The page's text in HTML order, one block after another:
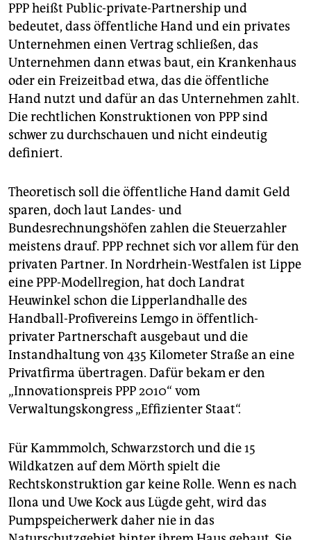
PPP heißt Public-private-Partnership und
bedeutet, dass öffentliche Hand und ein privates
Unternehmen einen Vertrag schließen, das
Unternehmen dann etwas baut, ein Krankenhaus
oder ein Freizeitbad etwa, das die öffentliche
Hand nutzt und dafür an das Unternehmen zahlt.
Die rechtlichen Konstruktionen von PPP sind
schwer zu durchschauen und nicht eindeutig
definiert.
Theoretisch soll die öffentliche Hand damit Geld
sparen, doch laut Landes- und
Bundesrechnungshöfen zahlen die Steuerzahler
meistens drauf. PPP rechnet sich vor allem für den
privaten Partner. In Nordrhein-Westfalen ist Lippe
eine PPP-Modellregion, hat doch Landrat
Heuwinkel schon die Lipperlandhalle des
Handball-Profivereins Lemgo in öffentlich-
privater Partnerschaft ausgebaut und die
Instandhaltung von 435 Kilometer Straße an eine
Privatfirma übertragen. Dafür bekam er den
„Innovationspreis PPP 2010“ vom
Verwaltungskongress „Effizienter Staat“.
Für Kammmolch, Schwarzstorch und die 15
Wildkatzen auf dem Mörth spielt die
Rechtskonstruktion gar keine Rolle. Wenn es nach
Ilona und Uwe Kock aus Lügde geht, wird das
Pumpspeicherwerk daher nie in das